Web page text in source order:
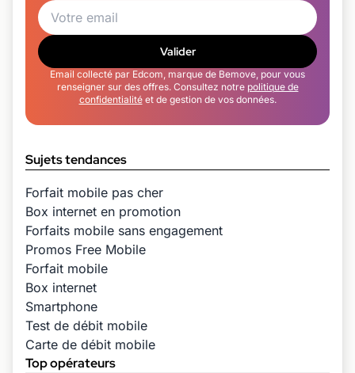
Valider
Email collecté par Edcom, marque de Bemove, pour vous
renseigner sur des offres. Consultez notre politique de
confidentialitéet de gestion de vos données.
Sujets tendances
Forfait mobile pas cher
Box internet en promotion
Forfaits mobile sans engagement
Promos Free Mobile
Forfait mobile
Box internet
Smartphone
Test de débit mobile
Carte de débit mobile
Top opérateurs